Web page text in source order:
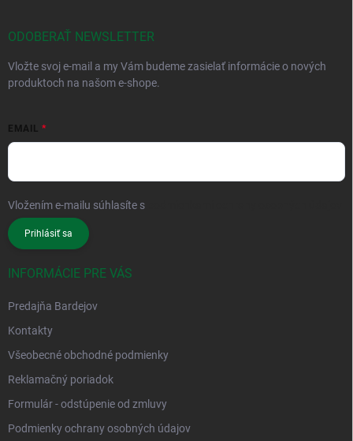
ODOBERAŤ NEWSLETTER
Vložte svoj e-mail a my Vám budeme zasielať informácie o nových
produktoch na našom e-shope.
EMAIL
Vložením e-mailu súhlasíte s
Prihlásiť sa
INFORMÁCIE PRE VÁS
Predajňa Bardejov
Kontakty
Všeobecné obchodné podmienky
Reklamačný poriadok
Formulár - odstúpenie od zmluvy
Podmienky ochrany osobných údajov